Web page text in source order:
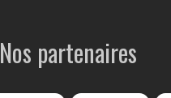
Nos partenaires